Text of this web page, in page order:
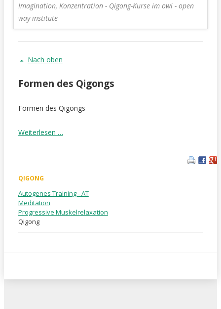
Imagination, Konzentration - Qigong-Kurse im owi - open
way institute
Nach oben
Formen des Qigongs
Formen des Qigongs
Weiterlesen …
QIGONG
Navigation
überspringen
Autogenes Training - AT
Meditation
Progressive Muskelrelaxation
Qigong